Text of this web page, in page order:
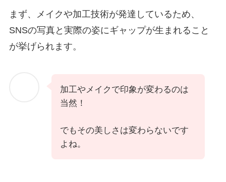
まず、メイクや加工技術が発達しているため、
SNSの写真と実際の姿にギャップが生まれること
が挙げられます。
加工やメイクで印象が変わるのは
当然！
でもその美しさは変わらないです
よね。